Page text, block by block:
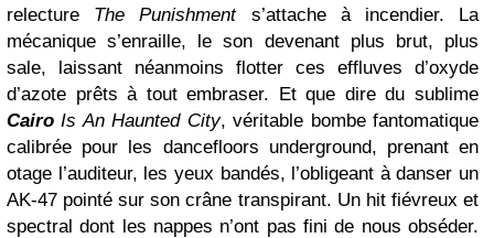
relecture The Punishments’attache à incendier. La
mécanique s’enraille, le son devenant plus brut, plus
sale, laissant néanmoins flotter ces effluves d’oxyde
d’azote prêts à tout embraser. Et que dire du sublime
Cairo Is An Haunted City, véritable bombe fantomatique
calibrée pour les dancefloors underground, prenant en
otage l’auditeur, les yeux bandés, l’obligeant à danser un
AK-47 pointé sur son crâne transpirant. Un hit fiévreux et
spectral dont les nappes n’ont pas fini de nous obséder.